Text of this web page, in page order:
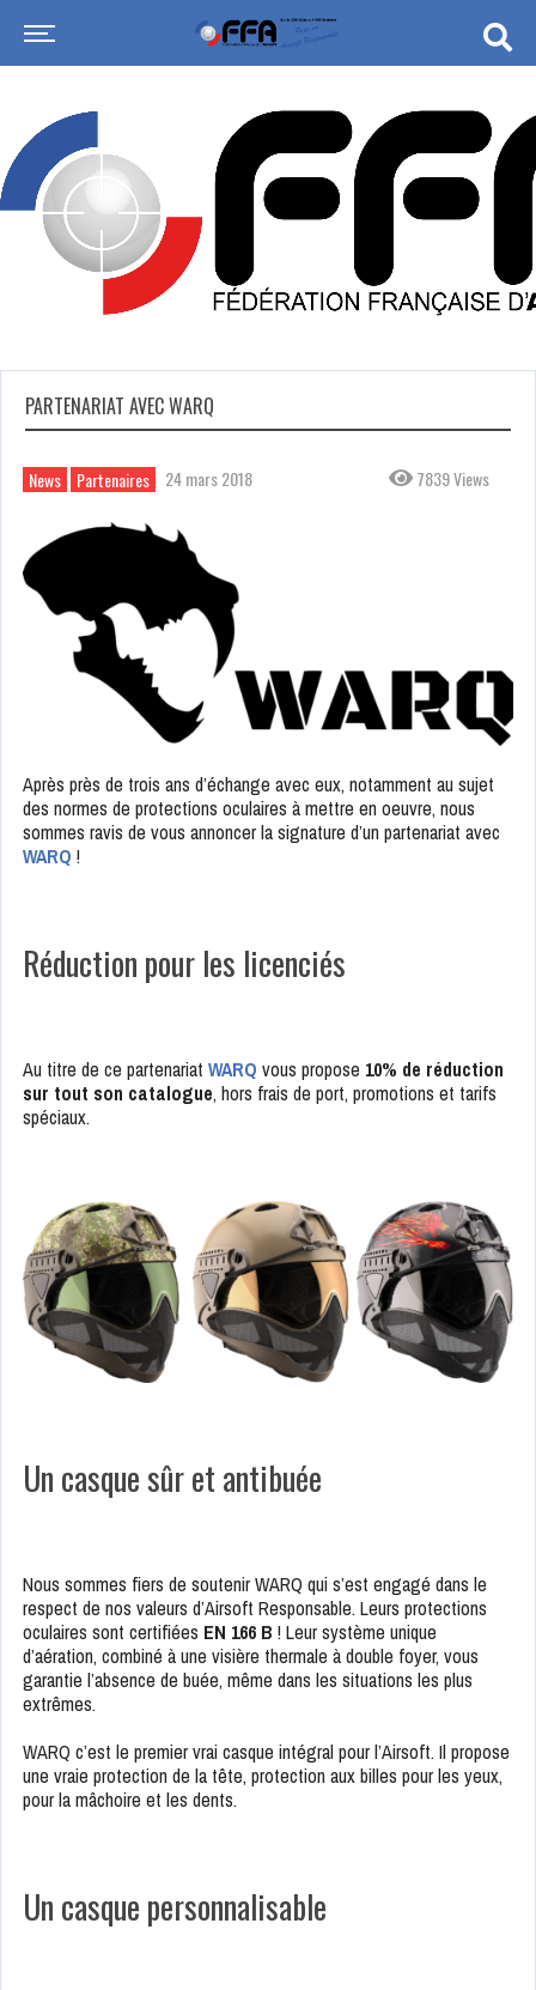
PARTENARIAT AVEC WARQ
News Partenaires 24 mars 2018 7839 Views
Après près de trois ans d’échange avec eux, notamment au sujet
des normes de protections oculaires à mettre en oeuvre, nous
sommes ravis de vous annoncer la signature d’un partenariat avec
WARQ !
Réduction pour les licenciés
Au titre de ce partenariat WARQ vous propose 10% de réduction
sur tout son catalogue, hors frais de port, promotions et tarifs
spéciaux.
Un casque sûr et antibuée
Nous sommes fiers de soutenir WARQ qui s’est engagé dans le
respect de nos valeurs d’Airsoft Responsable. Leurs protections
oculaires sont certifiées EN 166 B ! Leur système unique
d’aération, combiné à une visière thermale à double foyer, vous
garantie l’absence de buée, même dans les situations les plus
extrêmes.
WARQ c’est le premier vrai casque intégral pour l’Airsoft. Il propose
une vraie protection de la tête, protection aux billes pour les yeux,
pour la mâchoire et les dents.
Un casque personnalisable